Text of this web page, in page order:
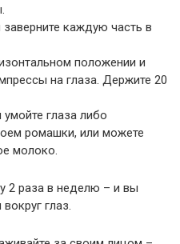
каждую часть в
положении и
на глаза. Держите 20
глаза либо
ромашки, или можете
молоко.
2 раза в неделю – и вы
глаз.